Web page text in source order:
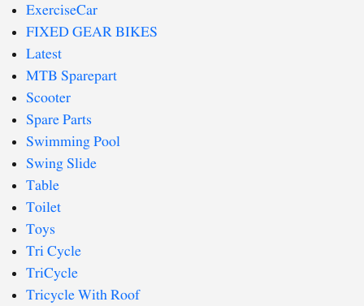
ExerciseCar
FIXED GEAR BIKES
Latest
MTB Sparepart
Scooter
Spare Parts
Swimming Pool
Swing Slide
Table
Toilet
Toys
Tri Cycle
TriCycle
Tricycle With Roof